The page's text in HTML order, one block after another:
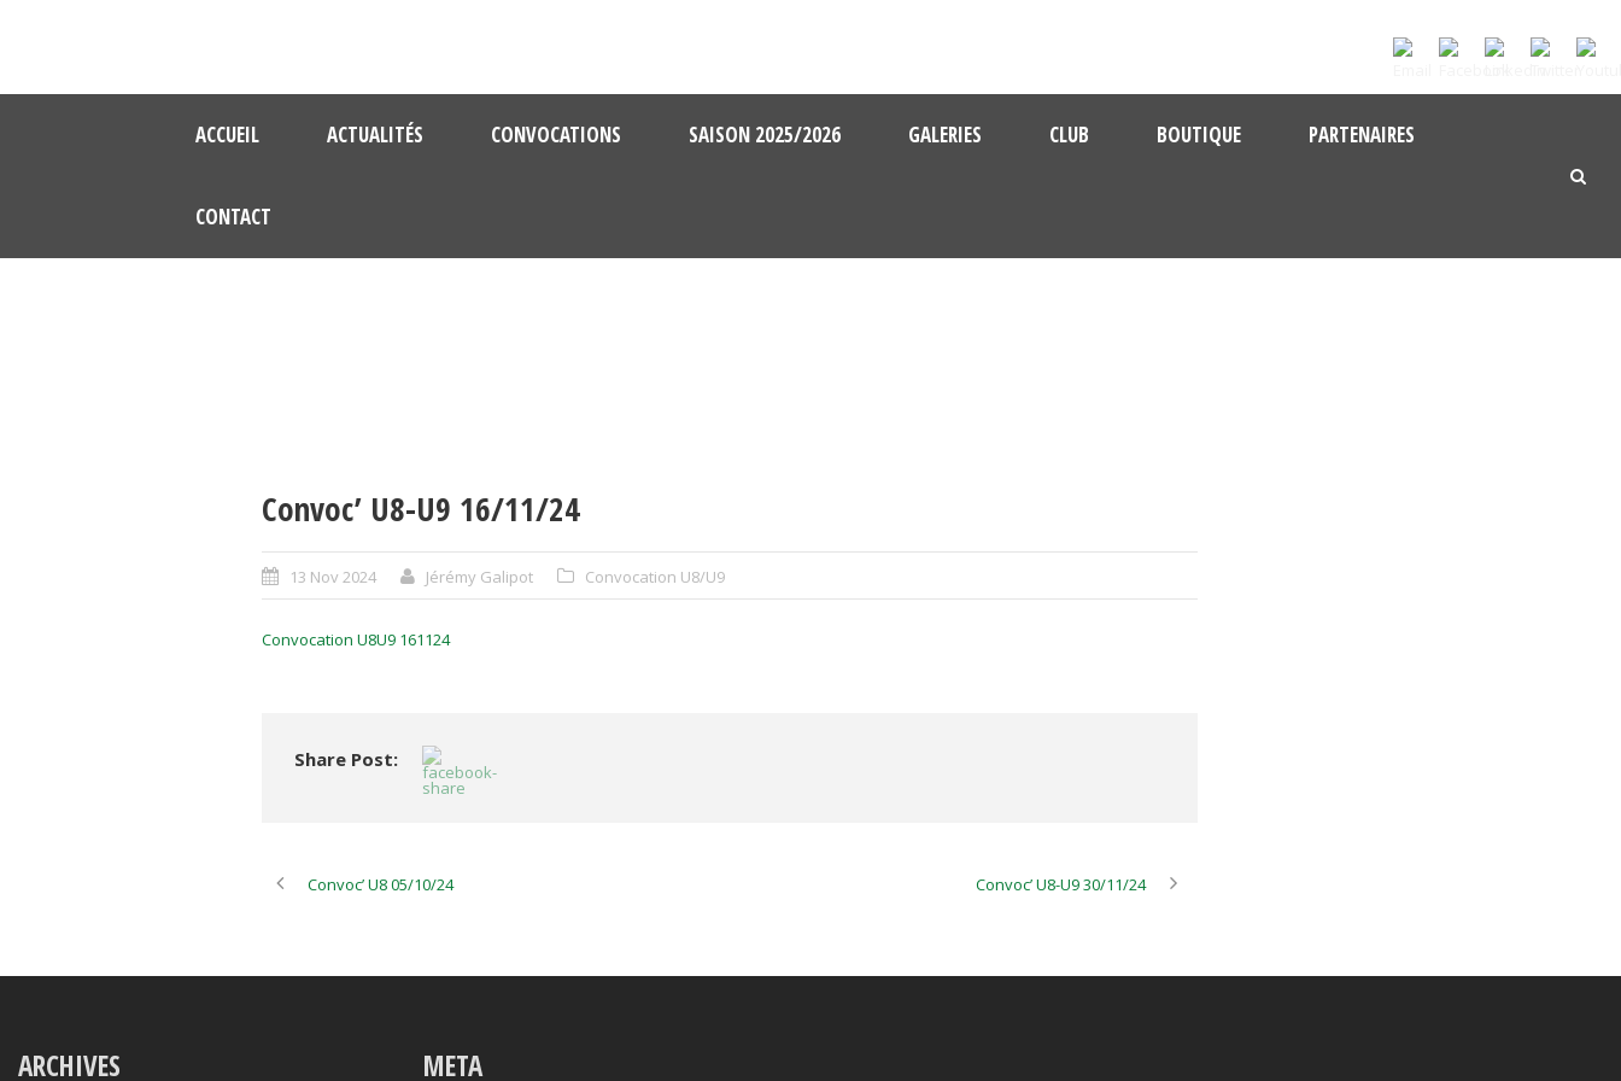
ACCUEIL ACTUALITÉS CONVOCATIONS SAISON 2025/2026 GALERIES CLUB BOUTIQUE PARTENAIRES
CONTACT
Convoc’ U8-U9 16/11/24
13 Nov 2024 Jérémy Galipot Convocation U8/U9
Convocation U8U9 161124
Share Post:
Convoc’ U8 05/10/24 Convoc’ U8-U9 30/11/24
ARCHIVES META